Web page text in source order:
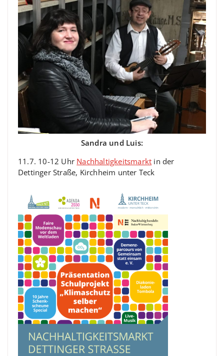
Sandra und Luis:
11.7. 10-12 Uhr Nachhaltigkeitsmarkt in der
Dettinger Straße, Kirchheim unter Teck